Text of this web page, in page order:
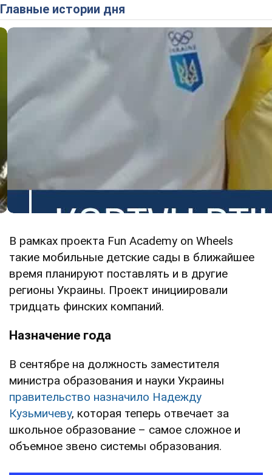
Главные истории дня
В рамках проекта Fun Academy on Wheels
такие мобильные детские сады в ближайшее
время планируют поставлять и в другие
регионы Украины. Проект инициировали
тридцать финских компаний.
Назначение года
В сентябре на должность заместителя
министра образования и науки Украины
правительство назначило Надежду
Кузьмичеву, которая теперь отвечает за
школьное образование – самое сложное и
объемное звено системы образования.